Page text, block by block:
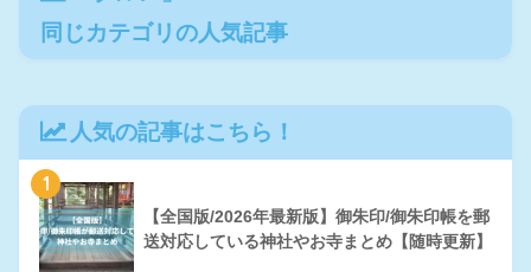
同じカテゴリの人気記事
人気の記事はこちら！
1
【全国版/2026年最新版】御朱印/御朱印帳を郵
送対応している神社やお寺まとめ【随時更新】